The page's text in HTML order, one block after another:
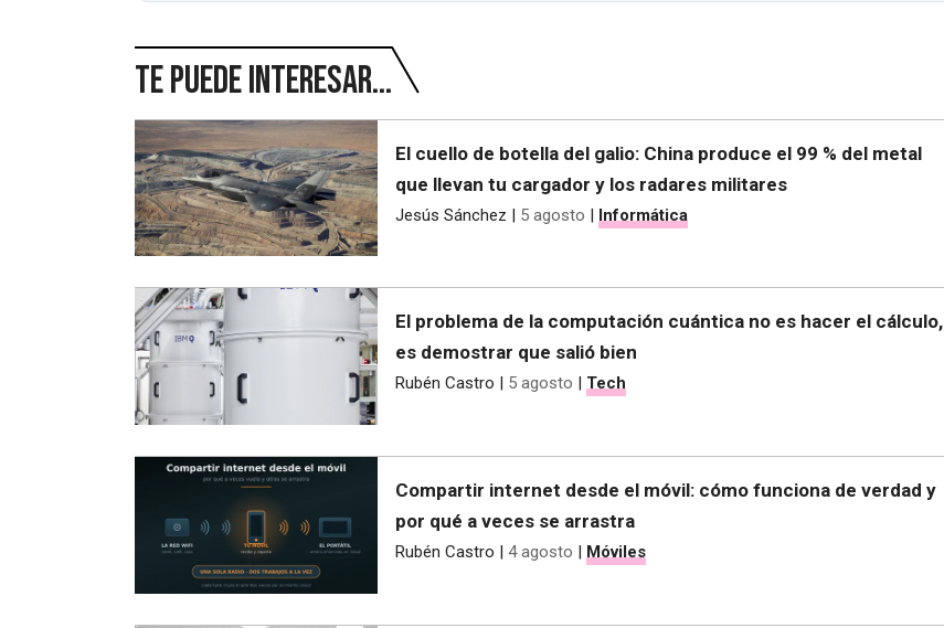
Te puede interesar...
El cuello de botella del galio: China produce el 99 % del metal
que llevan tu cargador y los radares militares
Jesús Sánchez | 5 agosto | Informática
El problema de la computación cuántica no es hacer el cálculo,
es demostrar que salió bien
Rubén Castro 5 agosto Tech
Compartir internet desde el móvil: cómo funciona de verdad y
por qué a veces se arrastra
Rubén Castro | 4 agosto | Móviles